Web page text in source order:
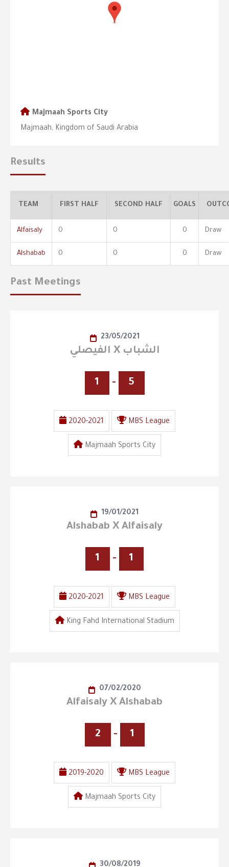
Majmaah Sports City
Majmaah, Kingdom of Saudi Arabia
Results
TEAM FIRST HALF SECOND HALF GOALS
Alfaisaly 0 0 0 Draw
Alshabab 0 0 0 Draw
Past Meetings
23/05/2021
الفيصلي X الشباب
1 - 5
2020-2021 MBS League
Majmaah Sports City
19/01/2021
Alshabab X Alfaisaly
1 - 1
2020-2021 MBS League
King Fahd International Stadium
07/02/2020
Alfaisaly X Alshabab
2 - 1
2019-2020 MBS League
Majmaah Sports City
30/08/2019